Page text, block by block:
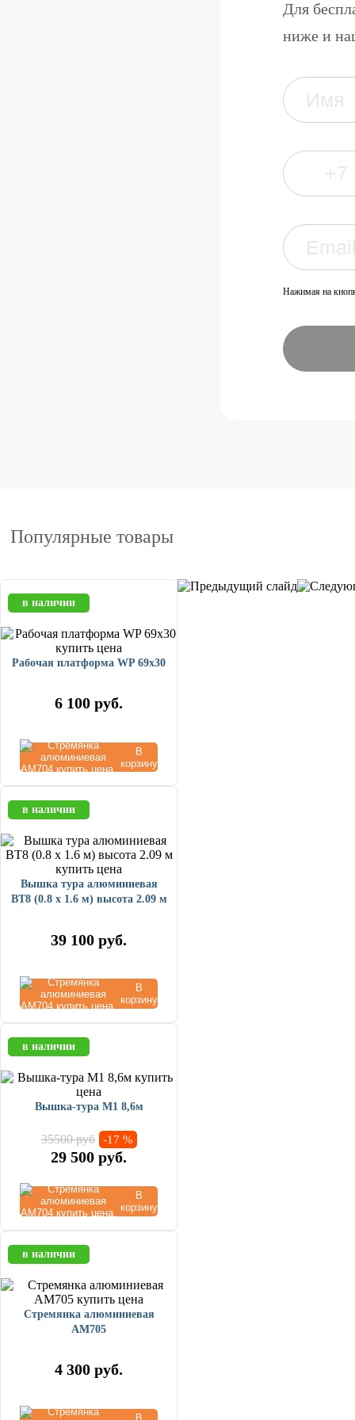
Для
ниже и
Нажимая на
Популярные товары
в наличии
Рабочая платформа WP 69x30
6 100 руб.
В
корзину
в наличии
Вышка тура алюминиевая
ВТ8 (0.8 х 1.6 м) высота 2.09 м
39 100 руб.
В
корзину
в наличии
Вышка-тура М1 8,6м
35500 руб -17 %
29 500 руб.
В
корзину
в наличии
Стремянка алюминиевая
AM705
4 300 руб.